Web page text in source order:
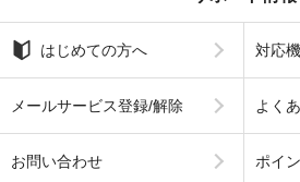
はじめての方へ 対応
メールサービス登録/解除 よく
お問い合わせ ポイ